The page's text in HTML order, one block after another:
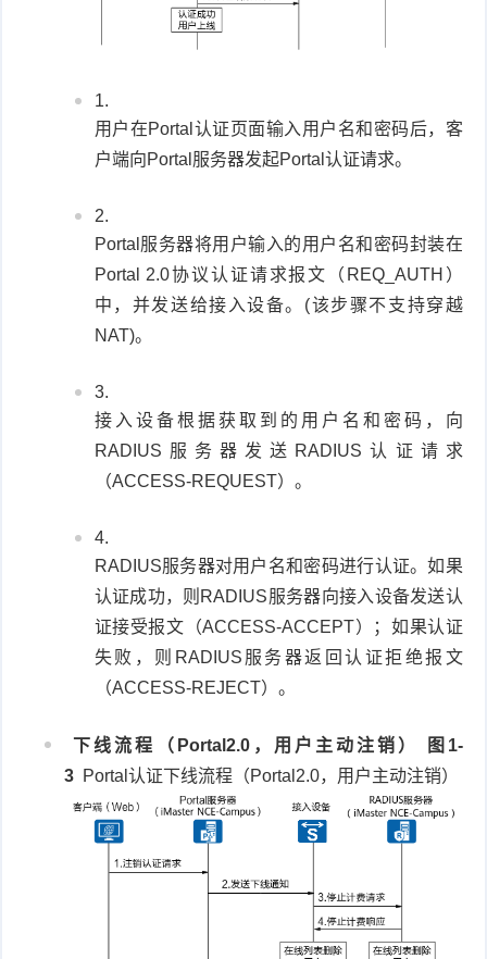
用户在Portal认证页面输入用户名和密码后，客
户端向Portal服务器发起Portal认证请求。
Portal服务器将用户输入的用户名和密码封装在
Portal 2.0协议认证请求报文（REQ_AUTH）
中，并发送给接入设备。(该步骤不支持穿越
NAT)。
接入设备根据获取到的用户名和密码，向
RADIUS服务器发送RADIUS认证请求
（ACCESS-REQUEST）。
RADIUS服务器对用户名和密码进行认证。如果
认证成功，则RADIUS服务器向接入设备发送认
证接受报文（ACCESS-ACCEPT）；如果认证
失败，则RADIUS服务器返回认证拒绝报文
（ACCESS-REJECT）。
下线流程（Portal2.0，用户主动注销）
图1-
3 Portal认证下线流程（Portal2.0，用户主动注销）